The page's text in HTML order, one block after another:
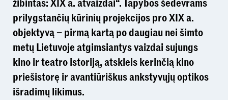
prilygstančių kūrinių projekcijos pro XIX a.
objektyvą – pirmą kartą po daugiau nei šimto
metų Lietuvoje atgimsiantys vaizdai sujungs
kino ir teatro istoriją, atskleis kerinčią kino
priešistorę ir avantiūriškus ankstyvųjų optikos
išradimų likimus.